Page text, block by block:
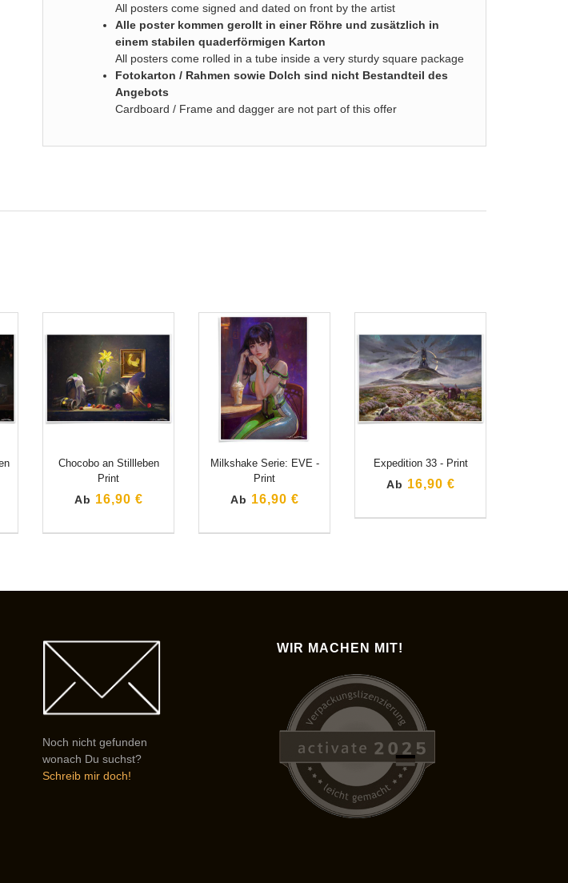
All posters come signed and dated on front by the artist
Alle poster kommen gerollt in einer Röhre und zusätzlich in
einem stabilen quaderförmigen Karton
All posters come rolled in a tube inside a very sturdy square package
Fotokarton / Rahmen sowie Dolch sind nicht Bestandteil des
Angebots
Cardboard / Frame and dagger are not part of this offer
Chocobo an Stillleben
Print
Ab 16,90 €
Milkshake Serie: EVE -
Print
Ab 16,90 €
Expedition 33 - Print
Ab 16,90 €
Noch nicht gefunden
wonach Du suchst?
Schreib mir doch!
WIR MACHEN MIT!